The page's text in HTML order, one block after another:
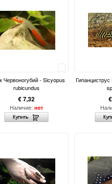
Червоногубий - Sicyopus
rubicundus
€ 7,32
Наличие: нет